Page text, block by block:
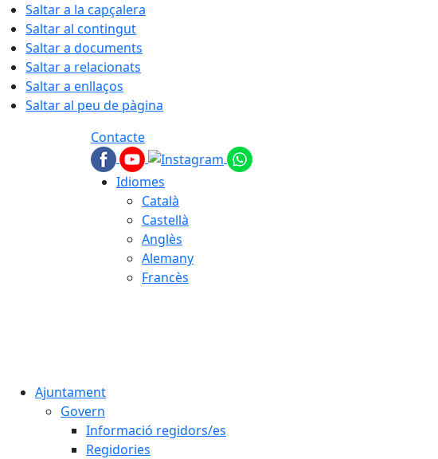
Saltar a la capçalera
Saltar al contingut
Saltar a documents
Saltar a relacionats
Saltar a enllaços
Saltar al peu de pàgina
Contacte
Idiomes
Català
Castellà
Anglès
Alemany
Francès
Ajuntament
Govern
Informació regidors/es
Regidories